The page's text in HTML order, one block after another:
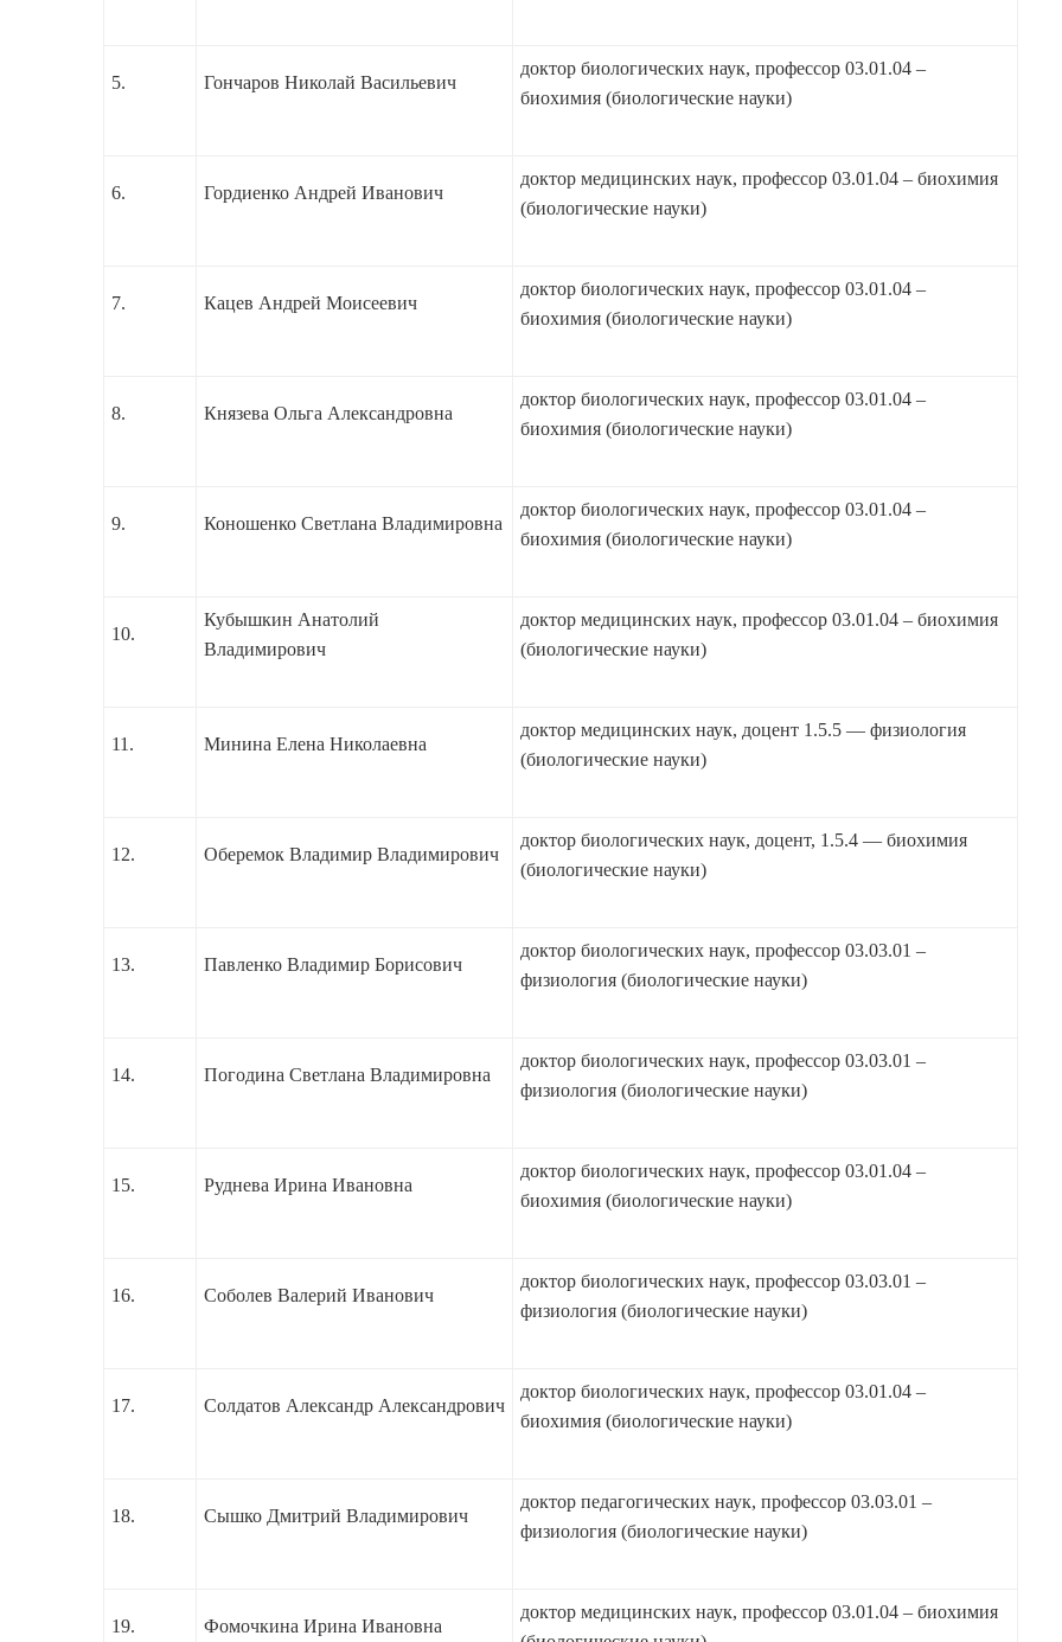
5. Гончаров Николай Васильевич
доктор биологических наук, профессор 03.01.04 –
биохимия (биологические науки)
6. Гордиенко Андрей Иванович
доктор медицинских наук, профессор 03.01.04 – биохимия
(биологические науки)
7. Кацев Андрей Моисеевич
доктор биологических наук, профессор 03.01.04 –
биохимия (биологические науки)
8. Князева Ольга Александровна
доктор биологических наук, профессор 03.01.04 –
биохимия (биологические науки)
9. Коношенко Светлана Владимировна
доктор биологических наук, профессор 03.01.04 –
биохимия (биологические науки)
10.
Кубышкин Анатолий
Владимирович
доктор медицинских наук, профессор 03.01.04 – биохимия
(биологические науки)
11. Минина Елена Николаевна
доктор медицинских наук, доцент 1.5.5 — физиология
(биологические науки)
12. Оберемок Владимир Владимирович
доктор биологических наук, доцент, 1.5.4 — биохимия
(биологические науки)
13. Павленко Владимир Борисович
доктор биологических наук, профессор 03.03.01 –
физиология (биологические науки)
14. Погодина Светлана Владимировна
доктор биологических наук, профессор 03.03.01 –
физиология (биологические науки)
15. Руднева Ирина Ивановна
доктор биологических наук, профессор 03.01.04 –
биохимия (биологические науки)
16. Соболев Валерий Иванович
доктор биологических наук, профессор 03.03.01 –
физиология (биологические науки)
17. Солдатов Александр Александрович
доктор биологических наук, профессор 03.01.04 –
биохимия (биологические науки)
18. Сышко Дмитрий Владимирович
доктор педагогических наук, профессор 03.03.01 –
физиология (биологические науки)
19. Фомочкина Ирина Ивановна
доктор медицинских наук, профессор 03.01.04 – биохимия